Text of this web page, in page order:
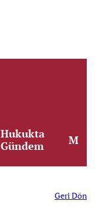
Hukukta
Gündem
Geri Dön